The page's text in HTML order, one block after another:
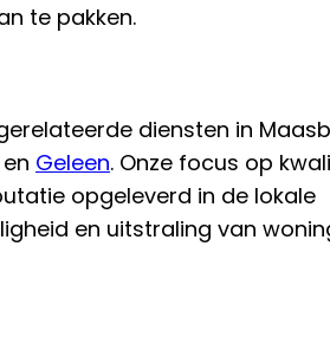
te pakken.
diensten in
en Geleen. Onze focus op
opgeleverd in de lokale
en uitstraling van